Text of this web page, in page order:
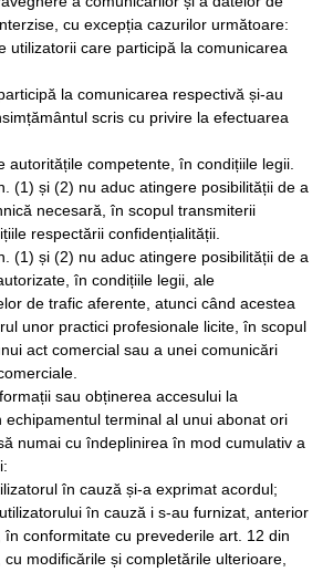
cu excepția cazurilor următoare:
utilizatorii care participă la comunicarea
la comunicarea respectivă și-au
scris cu privire la efectuarea
competente, în condițiile legii.
(1) și (2) nu aduc atingere posibilității de a
necesară, în scopul transmiterii
respectării confidențialității.
(1) și (2) nu aduc atingere posibilității de a
în condițiile legii, ale
de trafic aferente, atunci când acestea
unor practici profesionale licite, în scopul
act comercial sau a unei comunicări
sau obținerea accesului la
echipamentul terminal al unui abonat ori
numai cu îndeplinirea în mod cumulativ a
în cauză și-a exprimat acordul;
în cauză i s-au furnizat, anterior
conformitate cu prevederile art. 12 din
modificările și completările ulterioare,